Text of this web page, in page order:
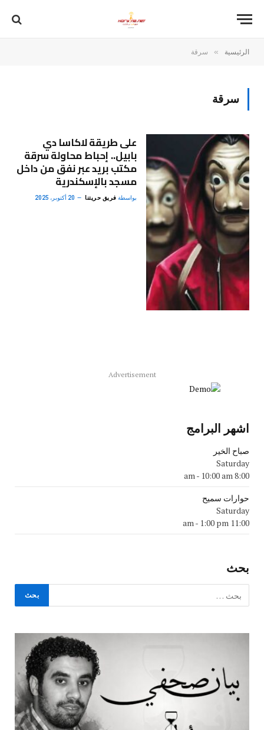
الرئيسية » سرقة
سرقة
على طريقة لاكاسا دي
بابيل.. إحباط محاولة سرقة
مكتب بريد عبر نفق من داخل
مسجد بالإسكندرية
بواسطة فريق حريتنا 20 أكتوبر، 2025
Advertisement
اشهر البرامج
صباح الخير
Saturday
8:00 am
- 10:00 am
حوارات سميح
Saturday
11:00 am
- 1:00 pm
بحث